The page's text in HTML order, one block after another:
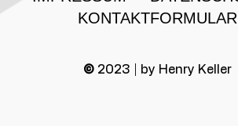
KONTAKTFORMULAR
©2023 | by Henry Keller